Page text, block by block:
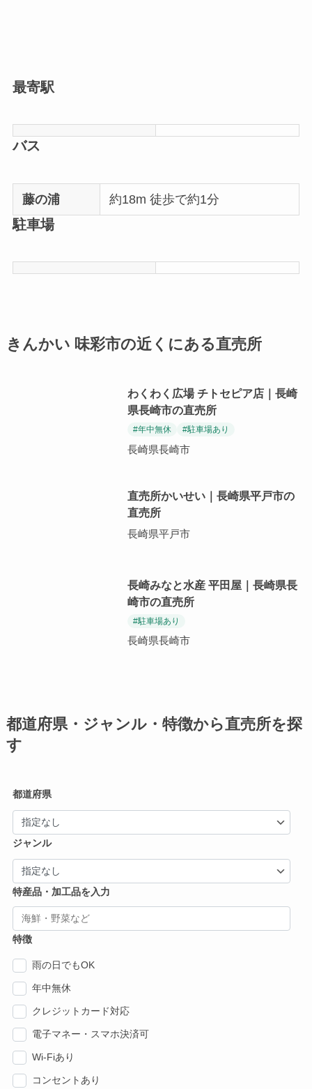
最寄駅
バス
藤の浦 約18m 徒歩で約1分
駐車場
きんかい 味彩市の近くにある直売所
わくわく広場 チトセピア店｜長崎
県長崎市の直売所
#年中無休 #駐車場あり
長崎県長崎市
直売所かいせい｜長崎県平戸市の
直売所
長崎県平戸市
長崎みなと水産 平田屋｜長崎県長
崎市の直売所
#駐車場あり
長崎県長崎市
都道府県・ジャンル・特徴から直売所を探
す
都道府県
ジャンル
特産品・加工品を入力
特徴
雨の日でもOK
年中無休
クレジットカード対応
電子マネー・スマホ決済可
Wi-Fiあり
コンセントあり